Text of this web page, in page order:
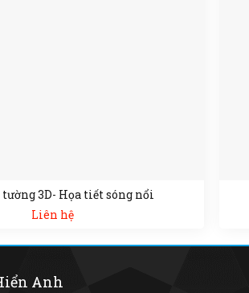
tường 3D- Họa tiết sóng nổi
Liên hệ
Anh